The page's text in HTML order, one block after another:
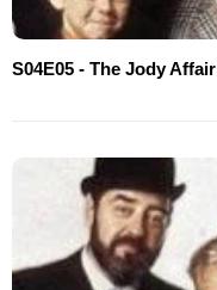
S04E05 - The Jody Affair